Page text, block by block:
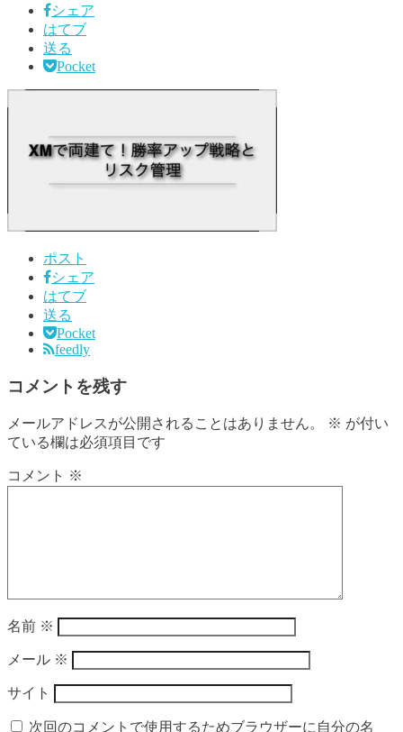
シェア
はてブ
送る
Pocket
ポスト
シェア
はてブ
送る
Pocket
feedly
コメントを残す
メールアドレスが公開されることはありません。 ※ が付い
ている欄は必須項目です
コメント ※
名前 ※
メール ※
サイト
次回のコメントで使用するためブラウザーに自分の名